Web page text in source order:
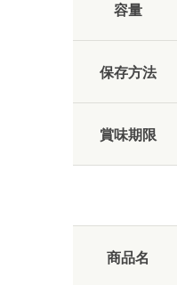
容量
保存方法
賞味期限
商品名